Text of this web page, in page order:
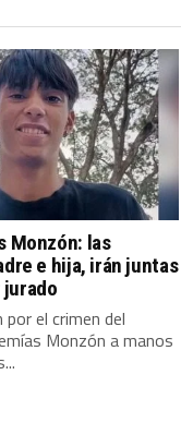
Monzón: las
e hija, irán juntas
jurado
el crimen del
Monzón a manos